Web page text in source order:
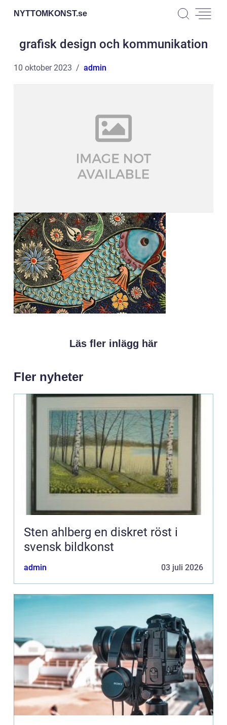
NYTTOMKONST.se
grafisk design och kommunikation
10 oktober 2023 admin
Läs fler inlägg här
Fler nyheter
Sten ahlberg en diskret röst i
svensk bildkonst
admin 03 juli 2026